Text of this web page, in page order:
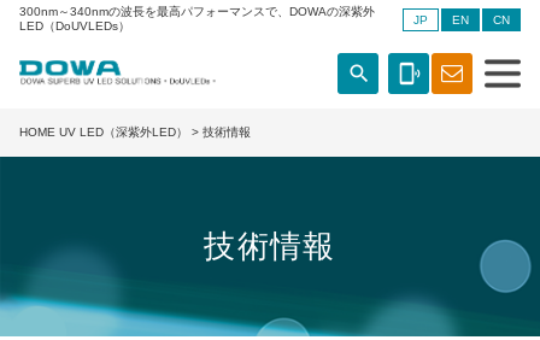
300nm～340nmの波長を最高パフォーマンスで、DOWAの深紫外
LED（DoUVLEDs）
JP EN CN
search phonelink_ring
HOME UV LED（深紫外LED） > 技術情報
技術情報